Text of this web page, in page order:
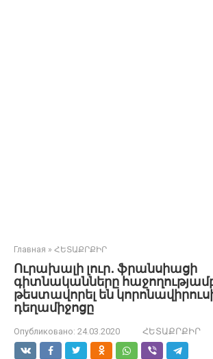
Главная » ՀԵՏԱՔՐՔԻՐ
Ուրախալի լուր․ ֆրանսիացի
գիտնականները
թեստավորել են
դեղամիջոցը
Опубликовано: 24.03.2020 ՀԵՏԱՔՐՔԻՐ